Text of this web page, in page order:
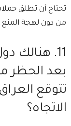
تحتاج أن تطلق
من دون لهجة المنع
11.⁠ هنالك
بعد الحظر
تتوقع
الاتجاه؟